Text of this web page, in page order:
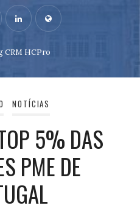
CRM HCPro
NOTÍCIAS
5% DAS
PME DE